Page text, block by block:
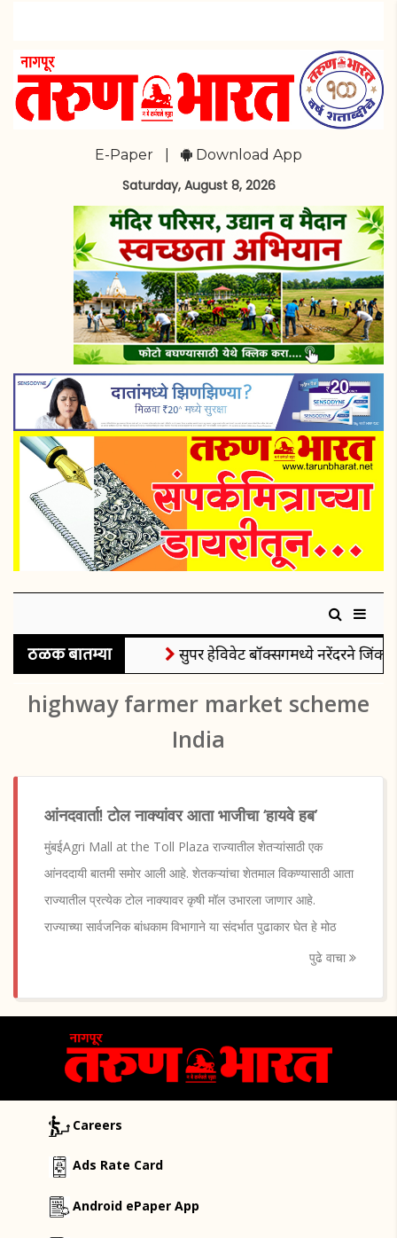
E-Paper Download App
Saturday, August 8, 2026
ठळक बातम्या सुपर हेविवेट बॉक्सिंगमध्ये नरेंदरने जिंकले
highway farmer market scheme
India
आंनदवार्ता! टोल नाक्यांवर आता भाजीचा ‘हायवे हब’
मुंबईAgri Mall at the Toll Plaza राज्यातील शेतऱ्यांसाठी एक
आंनददायी बातमी समोर आली आहे. शेतकऱ्यांचा शेतमाल विकण्यासाठी आता
राज्यातील प्रत्येक टोल नाक्यावर कृषी मॉल उभारला जाणार आहे.
राज्याच्या सार्वजनिक बांधकाम विभागाने या संदर्भात पुढाकार घेत हे मोठ
पुढे वाचा
Careers
Ads Rate Card
Android ePaper App